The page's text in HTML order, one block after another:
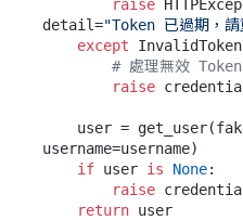
raise
detail="Token 已過期，
except
# 處理無效
raise
username=username)
if user is None:
raise
return